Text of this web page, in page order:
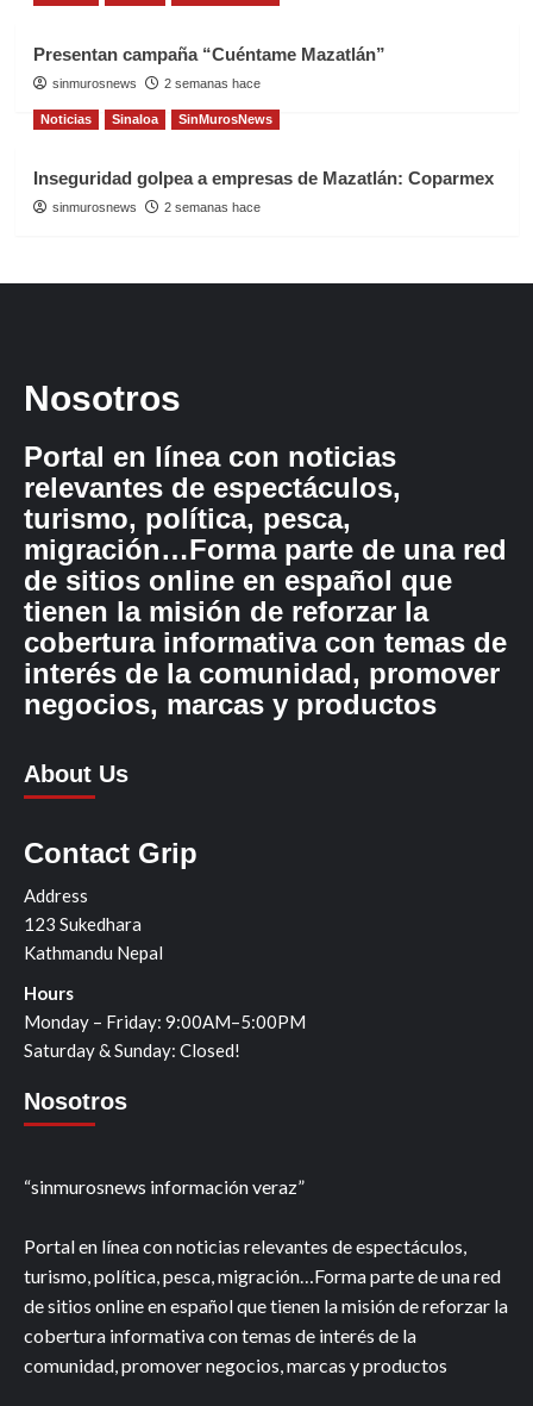
Presentan campaña “Cuéntame Mazatlán”
sinmurosnews 2 semanas hace
Noticias Sinaloa SinMurosNews
Inseguridad golpea a empresas de Mazatlán: Coparmex
sinmurosnews 2 semanas hace
Nosotros
Portal en línea con noticias
relevantes de espectáculos,
turismo, política, pesca,
migración…Forma parte de una red
de sitios online en español que
tienen la misión de reforzar la
cobertura informativa con temas de
interés de la comunidad, promover
negocios, marcas y productos
About Us
Contact Grip
Address
123 Sukedhara
Kathmandu Nepal
Hours
Monday – Friday: 9:00AM–5:00PM
Saturday & Sunday: Closed!
Nosotros
“sinmurosnews información veraz”
Portal en línea con noticias relevantes de espectáculos,
turismo, política, pesca, migración…Forma parte de una red
de sitios online en español que tienen la misión de reforzar la
cobertura informativa con temas de interés de la
comunidad, promover negocios, marcas y productos